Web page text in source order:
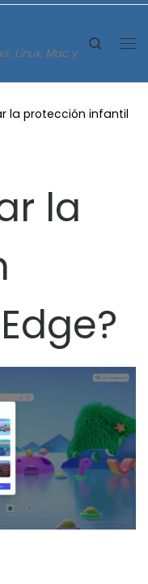
Linux, Mac y
Search
la protección infantil
la